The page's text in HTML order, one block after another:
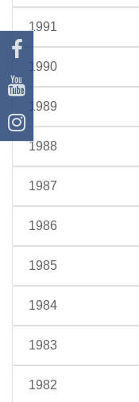
1991
1990
1989
1988
1987
1986
1985
1984
1983
1982